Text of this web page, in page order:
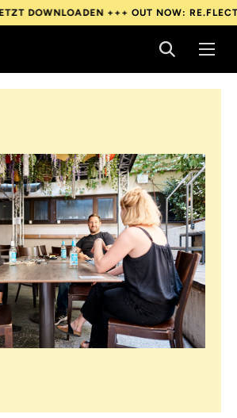
+++OUT NOW: RE.FLECT AUSGABE #120 –